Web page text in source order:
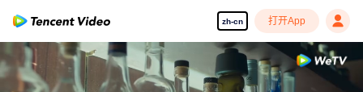
zh-cn 打开App